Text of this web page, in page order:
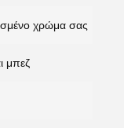
χρώμα σας
μπεζ